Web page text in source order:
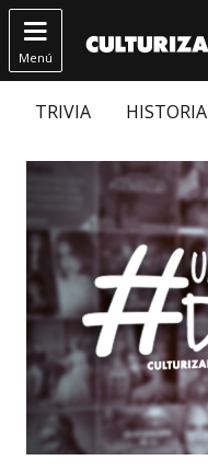

Menú
TRIVIA HISTORIA